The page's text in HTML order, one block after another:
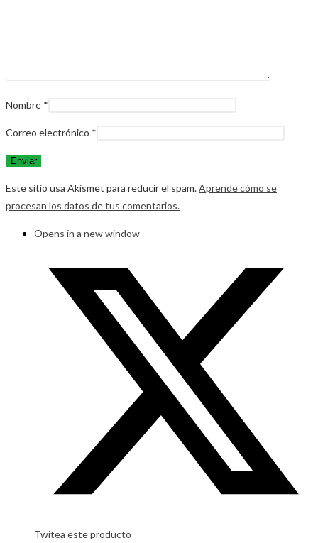
Nombre *
Correo electrónico *
Este sitio usa Akismet para reducir el spam.Aprende cómo se
procesan los datos de tus comentarios.
Opens in a new window
Twitea este producto